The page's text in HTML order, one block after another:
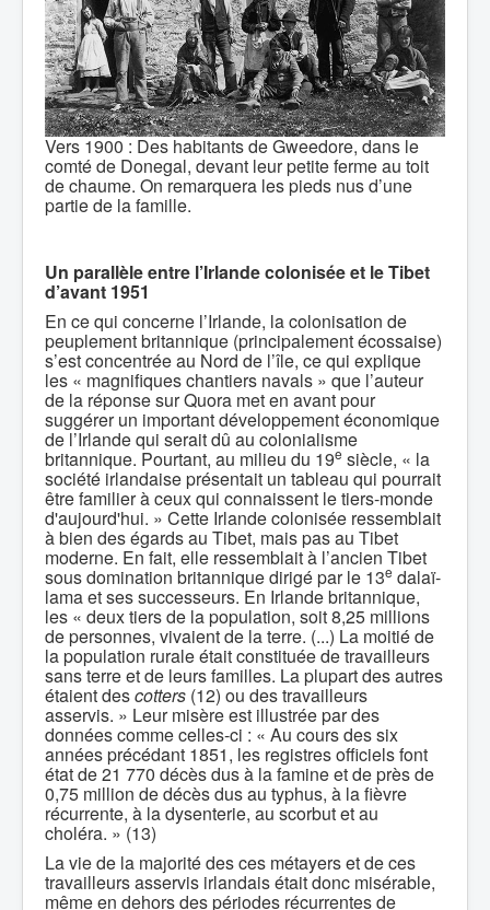
Vers 1900 : Des habitants de Gweedore, dans le
comté de Donegal, devant leur petite ferme au toit
de chaume. On remarquera les pieds nus d’une
partie de la famille.
Un parallèle entre l’Irlande colonisée et le Tibet
d’avant 1951
En ce qui concerne l’Irlande, la colonisation de
peuplement britannique (principalement écossaise)
s’est concentrée au Nord de l’île, ce qui explique
les « magnifiques chantiers navals » que l’auteur
de la réponse sur Quora met en avant pour
suggérer un important développement économique
de l’Irlande qui serait dû au colonialisme
britannique. Pourtant, au milieu du 19e siècle, « la
société irlandaise présentait un tableau qui pourrait
être familier à ceux qui connaissent le tiers-monde
d'aujourd'hui. » Cette Irlande colonisée ressemblait
à bien des égards au Tibet, mais pas au Tibet
moderne. En fait, elle ressemblait à l’ancien Tibet
sous domination britannique dirigé par le 13e dalaï-
lama et ses successeurs. En Irlande britannique,
les « deux tiers de la population, soit 8,25 millions
de personnes, vivaient de la terre. (...) La moitié de
la population rurale était constituée de travailleurs
sans terre et de leurs familles. La plupart des autres
étaient descotters (12) ou des travailleurs
asservis. » Leur misère est illustrée par des
données comme celles-ci : « Au cours des six
années précédant 1851, les registres officiels font
état de 21 770 décès dus à la famine et de près de
0,75 million de décès dus au typhus, à la fièvre
récurrente, à la dysenterie, au scorbut et au
choléra. » (13)
La vie de la majorité des ces métayers et de ces
travailleurs asservis irlandais était donc misérable,
même en dehors des périodes récurrentes de